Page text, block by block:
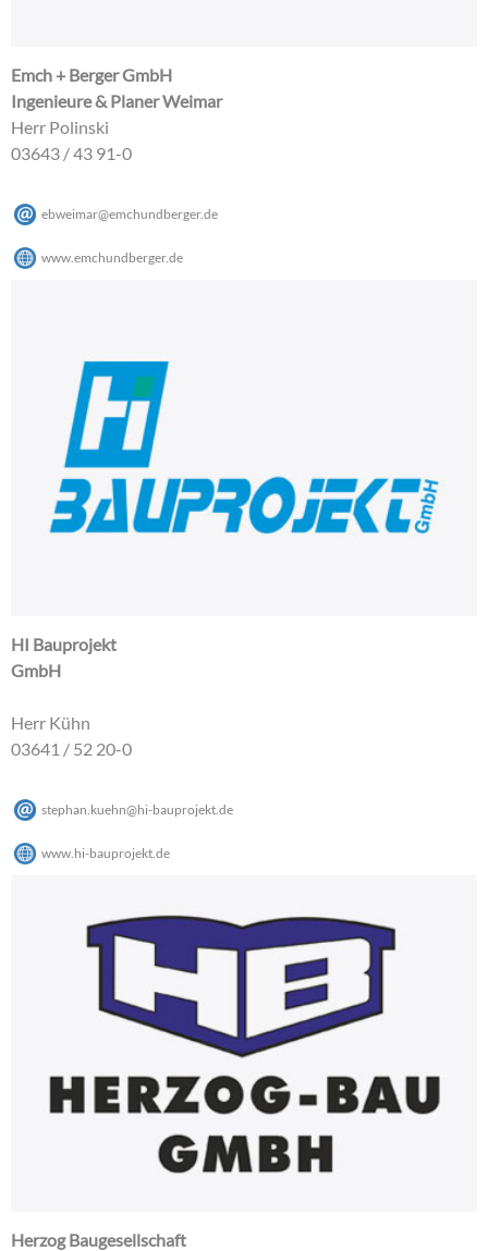
Emch + Berger GmbH
Ingenieure & Planer Weimar
Herr Polinski
03643 / 43 91-0
ebweimar@emchundberger.de
www.emchundberger.de
HI Bauprojekt
GmbH
Herr Kühn
03641 / 52 20-0
stephan.kuehn@hi-bauprojekt de
www.hi-bauprojekt.de
Herzog Baugesellschaft